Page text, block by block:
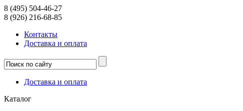
8 (495) 504-46-27
8 (926) 216-68-85
Контакты
Доcтавка и оплата
Доcтавка и оплата
Каталог